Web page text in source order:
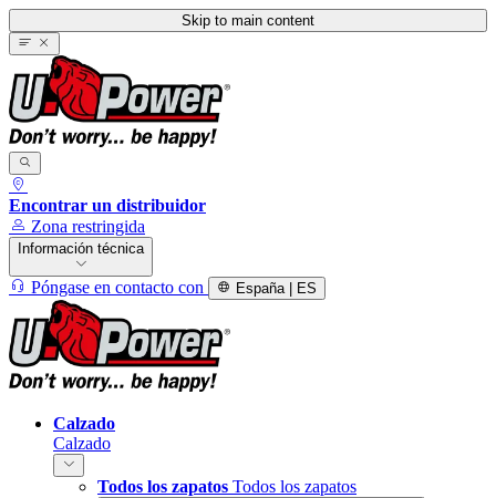
Skip to main content
Encontrar un distribuidor
Zona restringida
Información técnica
Póngase en contacto con España | ES
Calzado
Calzado
Todos los zapatos Todos los zapatos